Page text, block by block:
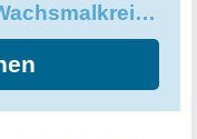
Eberhard Faber 524011 - Wachsmalkreiden dreiflächig